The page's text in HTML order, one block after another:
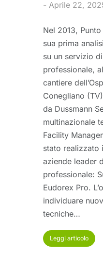
Aprile 22,
Nel 2013,
sua prima
su un servizio
professionale,
cantiere
Conegliano
da Dussmann
multinazionale
Facility
stato realizzato
aziende leader
professionale:
Eudorex Pro.
individuare
tecniche…
Leggi articolo